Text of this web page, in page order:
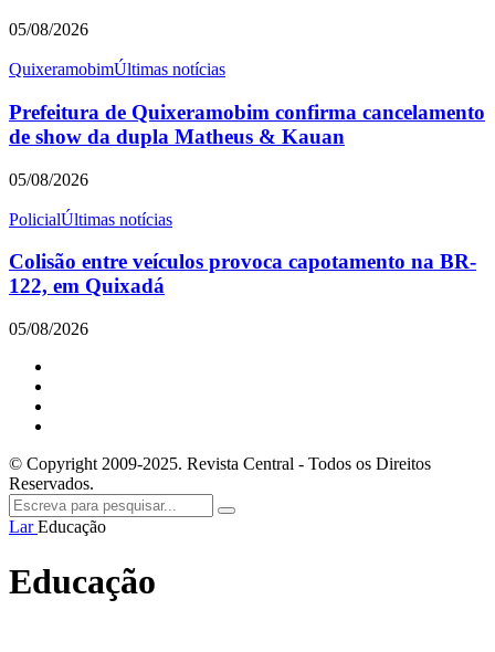
05/08/2026
QuixeramobimÚltimas notícias
Prefeitura de Quixeramobim confirma cancelamento
de show da dupla Matheus & Kauan
05/08/2026
PolicialÚltimas notícias
Colisão entre veículos provoca capotamento na BR-
122, em Quixadá
05/08/2026
© Copyright 2009-2025. Revista Central - Todos os Direitos
Reservados.
LarEducação
Educação